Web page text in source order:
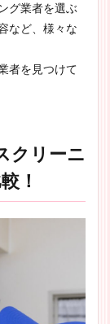
グ業者を選ぶ
など、様々な
者を見つけて
クリーニ
！